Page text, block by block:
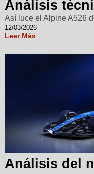
Análisis
Así luce el Alpine A526
12/03/2026
Leer Más
Análisis del